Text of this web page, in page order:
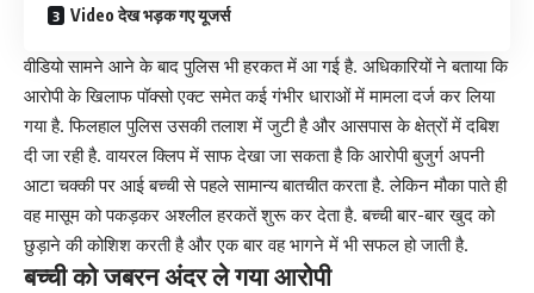
Video देख भड़क गए यूजर्स
वीडियो सामने आने के बाद पुलिस भी हरकत में आ गई है. अधिकारियों ने बताया कि
आरोपी के खिलाफ पॉक्सो एक्ट समेत कई गंभीर धाराओं में मामला दर्ज कर लिया
गया है. फिलहाल पुलिस उसकी तलाश में जुटी है और आसपास के क्षेत्रों में दबिश
दी जा रही है. वायरल क्लिप में साफ देखा जा सकता है कि आरोपी बुजुर्ग अपनी
आटा चक्की पर आई बच्ची से पहले सामान्य बातचीत करता है. लेकिन मौका पाते ही
वह मासूम को पकड़कर अश्लील हरकतें शुरू कर देता है. बच्ची बार-बार खुद को
छुड़ाने की कोशिश करती है और एक बार वह भागने में भी सफल हो जाती है.
बच्ची को जबरन अंदर ले गया आरोपी